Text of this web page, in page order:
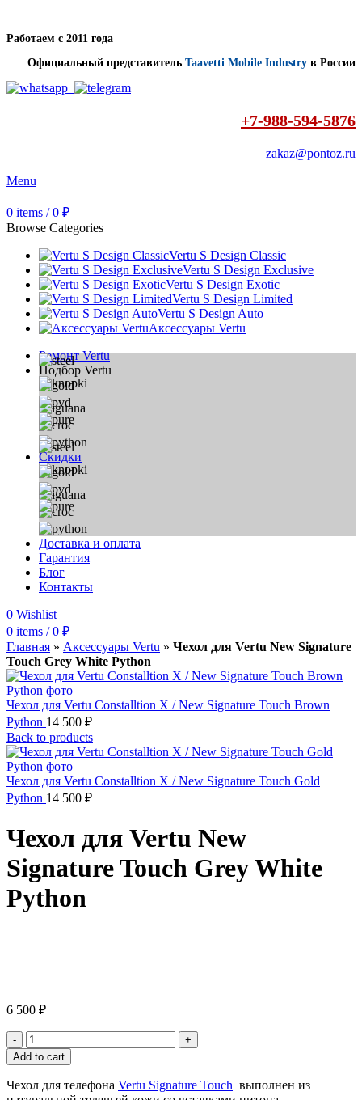
Работаем с 2011 года
Официальный представитель Taavetti Mobile Industry в России
+7-988-594-5876
zakaz@pontoz.ru
Menu
0 items / 0 ₽
Browse Categories
Vertu S Design Classic
Vertu S Design Exclusive
Vertu S Design Exotic
Vertu S Design Limited
Vertu S Design Auto
Аксессуары Vertu
Ремонт Vertu
Подбор Vertu
Скидки
Доставка и оплата
Гарантия
Блог
Контакты
0 Wishlist
0 items / 0 ₽
Главная » Аксессуары Vertu » Чехол для Vertu New Signature
Touch Grey White Python
Чехол для Vertu Constalltion X / New Signature Touch Brown
Python 14 500 ₽
Back to products
Чехол для Vertu Constalltion X / New Signature Touch Gold
Python 14 500 ₽
Чехол для Vertu New
Signature Touch Grey White
Python
6 500 ₽
Чехол
для
Vertu
New
Signature
Add to cart
Чехол для телефона Vertu Signature Touch выполнен из